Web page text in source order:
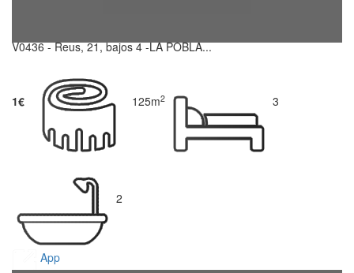
V0436 - Reus, 21, bajos 4 -LA POBLA...
1€ 125m2 3
2
App